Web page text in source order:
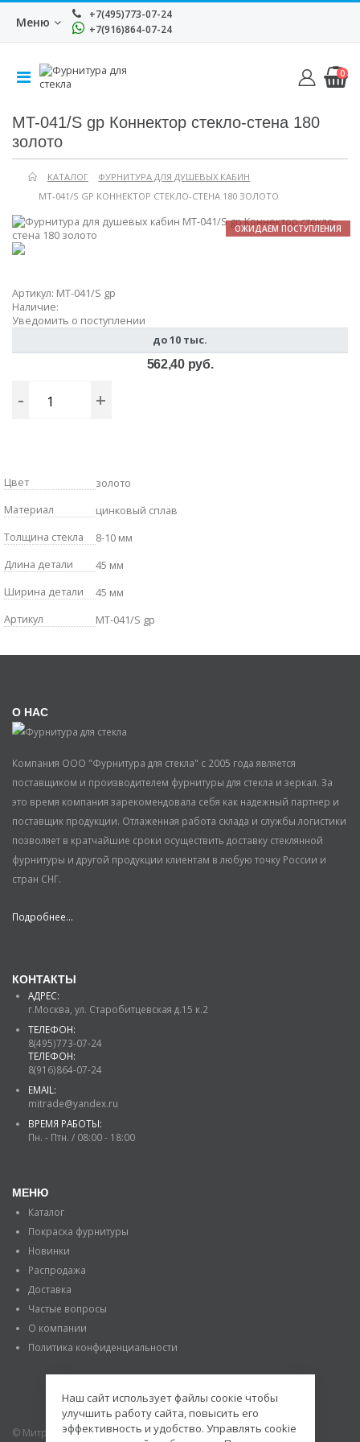
Меню
+7(495)773-07-24
+7(916)864-07-24
0
MT-041/S gp Коннектор стекло-стена 180
золото
КАТАЛОГ
ФУРНИТУРА ДЛЯ ДУШЕВЫХ КАБИН
MT-041/S GP КОННЕКТОР СТЕКЛО-СТЕНА 180 ЗОЛОТО
ОЖИДАЕМ ПОСТУПЛЕНИЯ
Артикул: MT-041/S gp
Наличие:
Уведомить о поступлении
до 10 тыс.
562,40 руб.
- +
Цвет
золото
Материал
цинковый сплав
Толщина стекла
8-10 мм
Длина детали
45 мм
Ширина детали
45 мм
Артикул
MT-041/S gp
О НАС
Компания ООО "Фурнитура для стекла" с 2005 года является
поставщиком и производителем фурнитуры для стекла и зеркал. За
это время компания зарекомендовала себя как надежный партнер и
поставщик продукции. Отлаженная работа склада и службы логистики
позволяет в кратчайшие сроки осуществить доставку стеклянной
фурнитуры и другой продукции клиентам в любую точку России и
стран СНГ.
Подробнее...
КОНТАКТЫ
АДРЕС:
г.Москва, ул. Старобитцевская д.15 к.2
ТЕЛЕФОН:
8(495)773-07-24
ТЕЛЕФОН:
8(916)864-07-24
EMAIL:
mitrade@yandex.ru
ВРЕМЯ РАБОТЫ:
Пн. - Птн. / 08:00 - 18:00
МЕНЮ
Каталог
Покраска фурнитуры
Новинки
Распродажа
Доставка
Частые вопросы
О компании
Политика конфиденциальности
© Митраде. 2020. Все права защищены.
Наш сайт использует файлы соокіе чтобы
улучшить работу сайта, повысить его
эффективность и удобство. Управлять cookie